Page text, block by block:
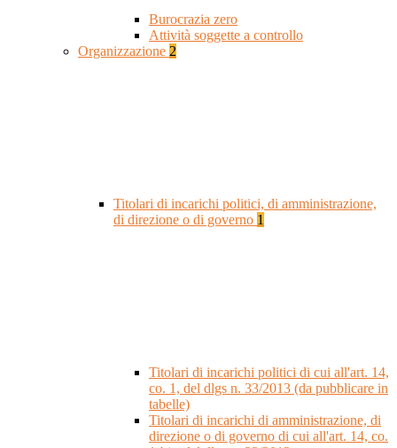
Burocrazia zero
Attività soggette a controllo
Organizzazione 2
Titolari di incarichi politici, di amministrazione,
di direzione o di governo 1
Titolari di incarichi politici di cui all'art. 14,
co. 1, del dlgs n. 33/2013 (da pubblicare in
tabelle)
Titolari di incarichi di amministrazione, di
direzione o di governo di cui all'art. 14, co.